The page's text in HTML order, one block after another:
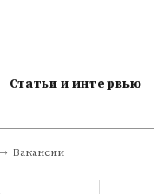
Статьи и интервью
Вакансии